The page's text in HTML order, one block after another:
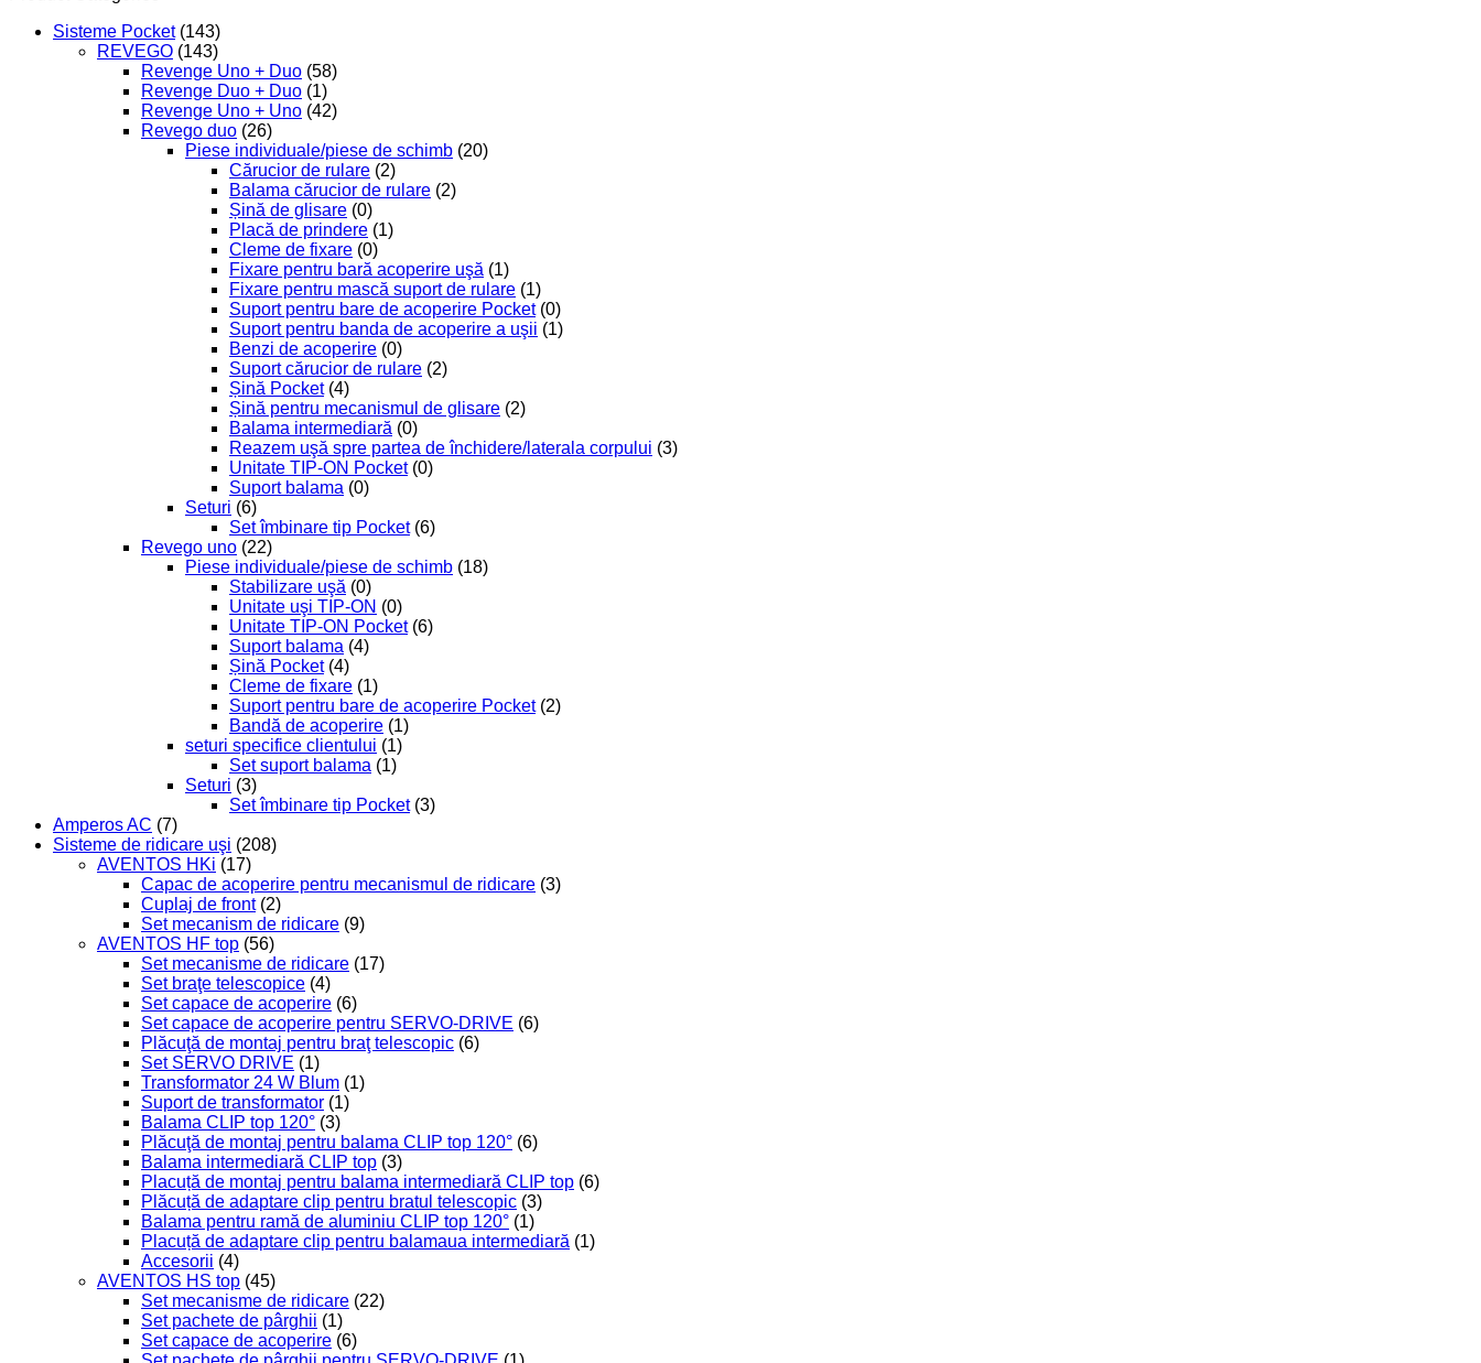
Sisteme Pocket (143)
REVEGO (143)
Revenge Uno + Duo (58)
Revenge Duo + Duo (1)
Revenge Uno + Uno (42)
Revego duo (26)
Piese individuale/piese de schimb (20)
Cărucior de rulare (2)
Balama cărucior de rulare (2)
Șină de glisare (0)
Placă de prindere (1)
Cleme de fixare (0)
Fixare pentru bară acoperire uşă (1)
Fixare pentru mască suport de rulare (1)
Suport pentru bare de acoperire Pocket (0)
Suport pentru banda de acoperire a uşii (1)
Benzi de acoperire (0)
Suport cărucior de rulare (2)
Șină Pocket (4)
Șină pentru mecanismul de glisare (2)
Balama intermediară (0)
Reazem uşă spre partea de închidere/laterala corpului (3)
Unitate TIP-ON Pocket (0)
Suport balama (0)
Seturi (6)
Set îmbinare tip Pocket (6)
Revego uno (22)
Piese individuale/piese de schimb (18)
Stabilizare uşă (0)
Unitate uşi TIP-ON (0)
Unitate TIP-ON Pocket (6)
Suport balama (4)
Șină Pocket (4)
Cleme de fixare (1)
Suport pentru bare de acoperire Pocket (2)
Bandă de acoperire (1)
seturi specifice clientului (1)
Set suport balama (1)
Seturi (3)
Set îmbinare tip Pocket (3)
Amperos AC (7)
Sisteme de ridicare uşi (208)
AVENTOS HKi (17)
Capac de acoperire pentru mecanismul de ridicare (3)
Cuplaj de front (2)
Set mecanism de ridicare (9)
AVENTOS HF top (56)
Set mecanisme de ridicare (17)
Set braţe telescopice (4)
Set capace de acoperire (6)
Set capace de acoperire pentru SERVO-DRIVE (6)
Plăcuţă de montaj pentru braţ telescopic (6)
Set SERVO DRIVE (1)
Transformator 24 W Blum (1)
Suport de transformator (1)
Balama CLIP top 120° (3)
Plăcuţă de montaj pentru balama CLIP top 120° (6)
Balama intermediară CLIP top (3)
Placuță de montaj pentru balama intermediară CLIP top (6)
Plăcuță de adaptare clip pentru bratul telescopic (3)
Balama pentru ramă de aluminiu CLIP top 120° (1)
Placuță de adaptare clip pentru balamaua intermediară (1)
Accesorii (4)
AVENTOS HS top (45)
Set mecanisme de ridicare (22)
Set pachete de pârghii (1)
Set capace de acoperire (6)